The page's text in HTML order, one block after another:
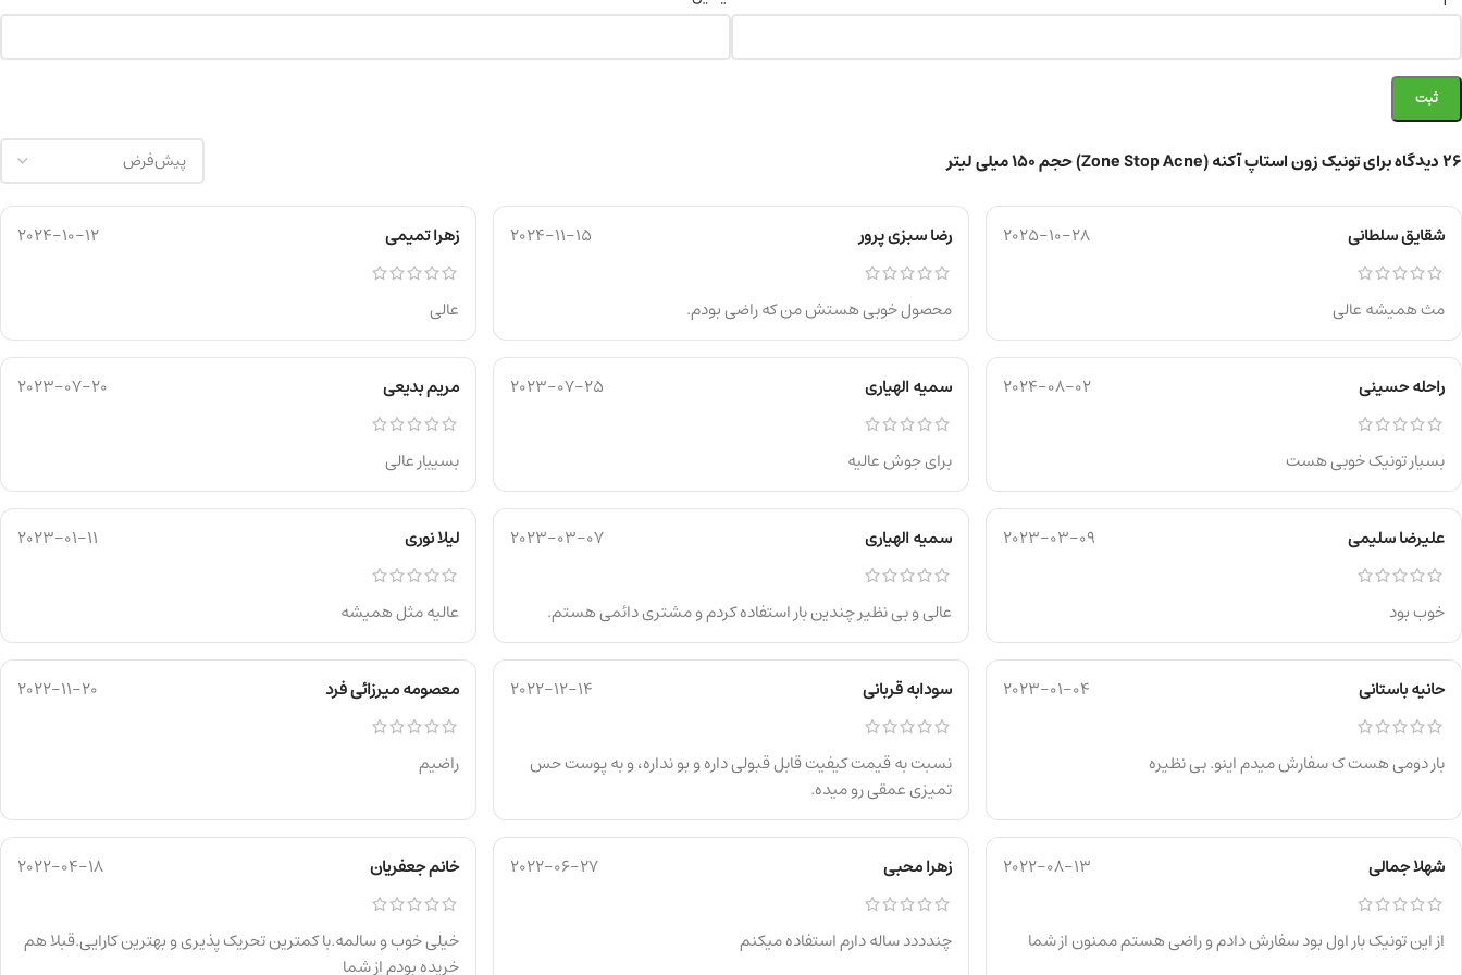
26 دیدگاه برای تونیک زون استاپ آکنه (Zone Stop Acne) حجم ۱۵۰ میلی لیتر
شقایق سلطانی 2025-10-28
مث همیشه عالی
رضا سبزی پرور 2024-11-15
محصول خوبی هستش من که راضی بودم.
زهرا تمیمی 2024-10-12
عالی
راحله حسینی 2024-08-02
بسیار تونیک خوبی هست
سمیه الهیاری 2023-07-25
برای جوش عالیه
مریم بدیعی 2023-07-20
بسییار عالی
علیرضا سلیمی 2023-03-09
خوب بود
سمیه الهیاری 2023-03-07
عالی و بی نظیر چندین بار استفاده کردم و مشتری دائمی هستم.
لیلا نوری 2023-01-11
عالیه مثل همیشه
حانیه باستانی 2023-01-04
بار دومی هست ک سفارش میدم اینو. بی نظیره
سودابه قربانی 2022-12-14
نسبت به قیمت کیفیت قابل قبولی داره و بو نداره، و به پوست حس
تمیزی عمقی رو میده.
معصومه میرزائی فرد 2022-11-20
راضیم
شهلا جمالی 2022-08-13
از این تونیک بار اول بود سفارش دادم و راضی هستم ممنون از شما
زهرا محبی 2022-06-27
چندددد ساله دارم استفاده میکنم
خانم جعفریان 2022-04-18
خیلی خوب و سالمه.با کمترین تحریک پذیری و بهترین کارایی.قبلا هم
خریده بودم از شما